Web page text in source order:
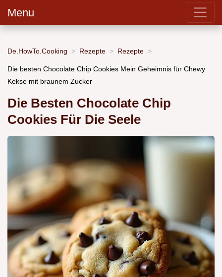
Menu
De.HowTo.Cooking Rezepte Rezepte
Die besten Chocolate Chip Cookies Mein Geheimnis für Chewy
Kekse mit braunem Zucker
Die Besten Chocolate Chip
Cookies Für Die Seele